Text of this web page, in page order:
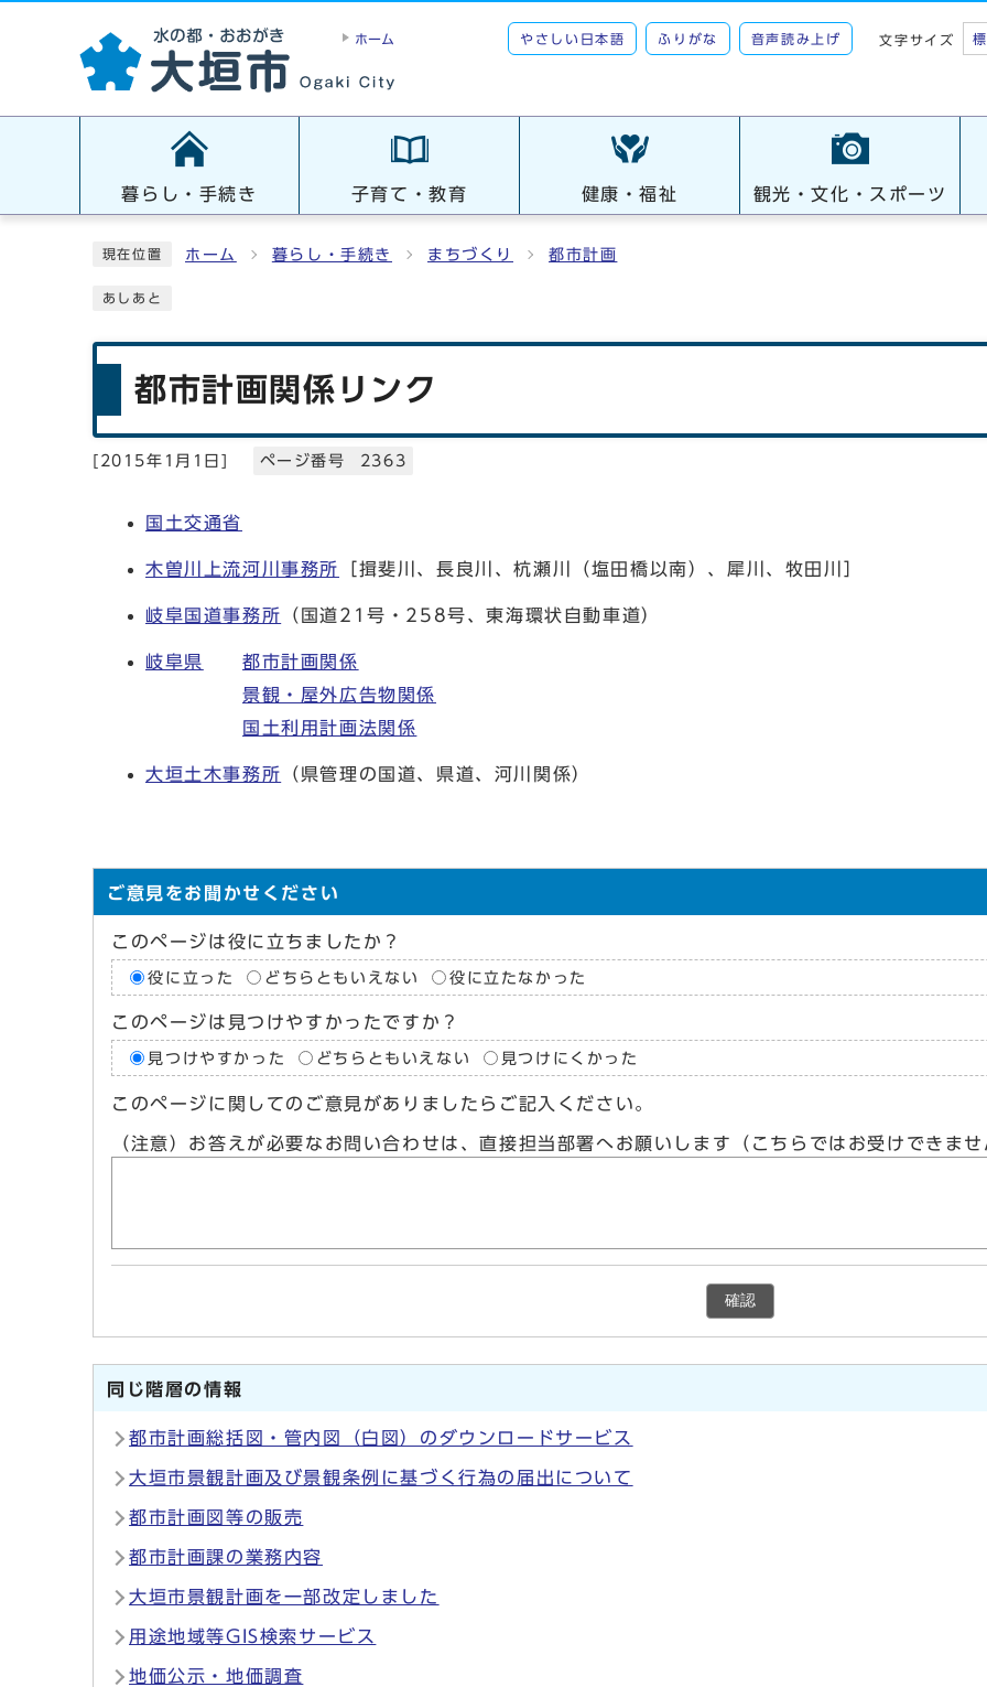
ホーム やさしい日本語 ふりがな 音声読み上げ 文字サイズ
暮らし・手続き 子育て・教育 健康・福祉 観光・文化・スポーツ
現在位置 ホーム 暮らし・手続き まちづくり 都市計画
あしあと
都市計画関係リンク
2015年1月1日 ページ番号 2363
国土交通省
木曽川上流河川事務所 ［揖斐川、長良川、杭瀬川（塩田橋以南）、犀川、牧田川］
岐阜国道事務所 （国道21号・258号、東海環状自動車道）
岐阜県
都市計画関係
景観・屋外広告物関係
国土利用計画法関係
大垣土木事務所 （県管理の国道、県道、河川関係）
ご意見をお聞かせください
このページは役に立ちましたか？
役に立った どちらともいえない 役に立たなかった
このページは見つけやすかったですか？
見つけやすかった どちらともいえない 見つけにくかった
このページに関してのご意見がありましたらご記入ください。
（注意）お答えが必要なお問い合わせは、直接担当部署へお願いします（こちらではお受けできま
確認
同じ階層の情報
都市計画総括図・管内図（白図）のダウンロードサービス
大垣市景観計画及び景観条例に基づく行為の届出について
都市計画図等の販売
都市計画課の業務内容
大垣市景観計画を一部改定しました
用途地域等GIS検索サービス
地価公示・地価調査